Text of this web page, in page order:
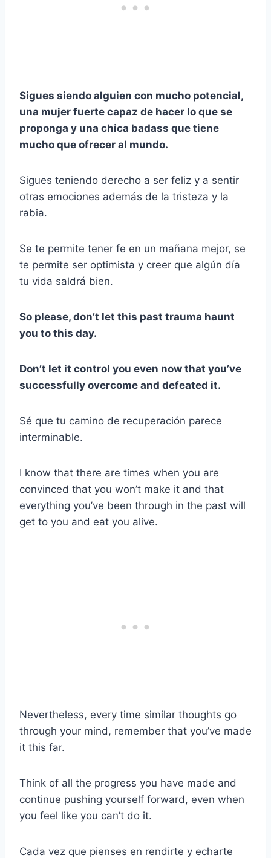
Sigues siendo alguien con mucho potencial,
una mujer fuerte capaz de hacer lo que se
proponga y una chica badass que tiene
mucho que ofrecer al mundo.
Sigues teniendo derecho a ser feliz y a sentir
otras emociones además de la tristeza y la
rabia.
Se te permite tener fe en un mañana mejor, se
te permite ser optimista y creer que algún día
tu vida saldrá bien.
So please, don’t let this past trauma haunt
you to this day.
Don’t let it control you even now that you’ve
successfully overcome and defeated it.
Sé que tu camino de recuperación parece
interminable.
I know that there are times when you are
convinced that you won’t make it and that
everything you’ve been through in the past will
get to you and eat you alive.
Nevertheless, every time similar thoughts go
through your mind, remember that you’ve made
it this far.
Think of all the progress you have made and
continue pushing yourself forward, even when
you feel like you can’t do it.
Cada vez que pienses en rendirte y echarte